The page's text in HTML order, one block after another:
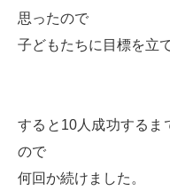
思ったので
子どもたちに目標を立
すると10人成功するま
ので
何回か続けました。